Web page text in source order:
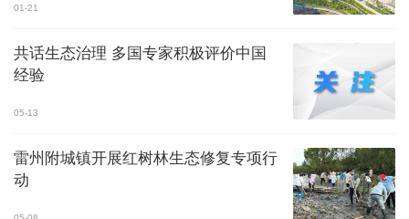
01-21
共话生态治理 多国专家积极评价中国
经验
05-13
雷州附城镇开展红树林生态修复专项行
动